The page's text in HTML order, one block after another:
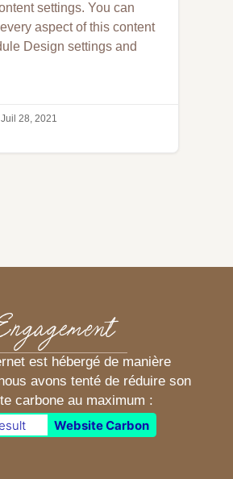
settings. You can
aspect of this content
Design settings and
Juil 28, 2021
est hébergé de manière
avons tenté de réduire son
carbone au maximum :
Website Carbon